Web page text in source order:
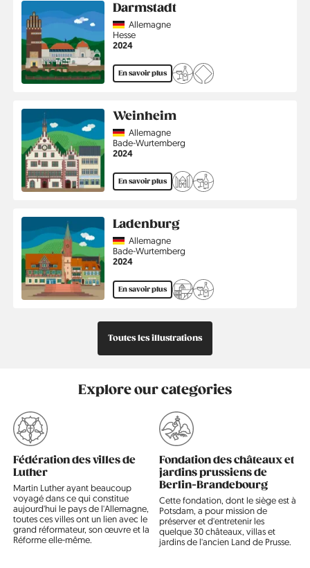
Darmstadt
CountryAllemagne
Région
Hesse
Année
2024
En savoir plus
Weinheim
CountryAllemagne
Région
Bade-Wurtemberg
Année
2024
En savoir plus
Ladenburg
CountryAllemagne
Région
Bade-Wurtemberg
Année
2024
En savoir plus
Toutes les illustrations
Explore our categories
des villes de
ayant beaucoup
ce qui constitue
le pays de l'Allemagne,
villes ont un lien avec le
son œuvre et la
même.
Fondation des châteaux et
jardins prussiens de
Berlin-Brandebourg
Cette fondation, dont le siège est à
Potsdam, a pour mission de
préserver et d'entretenir les
quelque 30 châteaux, villas et
jardins de l'ancien Land de Prusse.
La Ligue
La Ligue
défensive de
marchands
du nord-
l'Europe qui a
commerce
pendant trois